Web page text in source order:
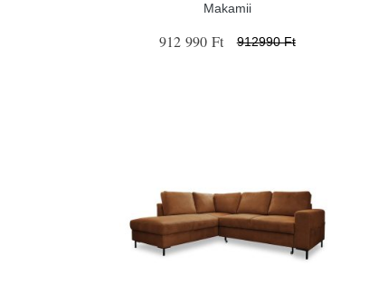
Makamii
912 990 Ft 912990 Ft